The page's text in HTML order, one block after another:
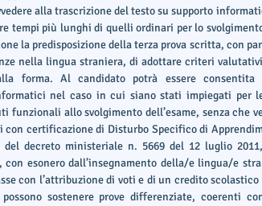
alla trascrizione del testo su supporto
tempi più lunghi di quelli ordinari per lo
la predisposizione della terza prova scritta, con
nella lingua straniera, di adottare criteri
forma. Al candidato potrà essere consentita
nel caso in cui siano stati impiegati per
funzionali allo svolgimento dell’esame, senza che
con certificazione di Disturbo Specifico di
del decreto ministeriale n. 5669 del 12 luglio
esonero dall’insegnamento della/e lingua/e
con l’attribuzione di voti e di un credito
sostenere prove differenziate, coerenti